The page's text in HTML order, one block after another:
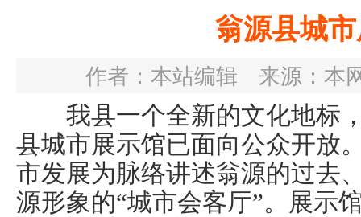
翁源县城
作者：本站编辑 来源：本
我县一个全新的文化地标，
县城市展示馆已面向公众开放
市发展为脉络讲述翁源的过去
源形象的“城市会客厅”。展示